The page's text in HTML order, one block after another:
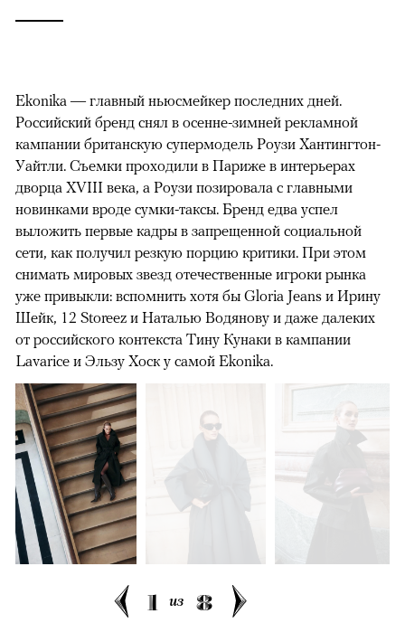
Ekonika — главный ньюсмейкер последних дней.
Российский бренд снял в осенне-зимней рекламной
кампании британскую супермодель Роузи Хантингтон-
Уайтли. Cъемки проходили в Париже в интерьерах
дворца XVIII века, а Роузи позировала с главными
новинками вроде сумки-таксы. Бренд едва успел
выложить первые кадры в запрещенной социальной
сети, как получил резкую порцию критики. При этом
снимать мировых звезд отечественные игроки рынка
уже привыкли: вспомнить хотя бы Gloria Jeans и Ирину
Шейк, 12 Storeez и Наталью Водянову и даже далеких
от российского контекста Тину Кунаки в кампании
Lavarice и Эльзу Хоск у самой Ekonika.
1 из 8